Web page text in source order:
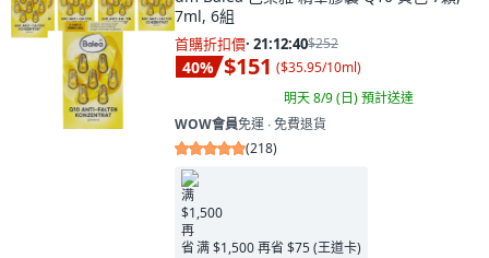
7ml, 6組
首購折扣價· 21:12:39$252
40% $151 ($35.95/10ml)
明天 8/9 (日)預計送達
WOW會員免運 ∙ 免費退貨
(218)
满 $1,500 再省 $75 (王道卡)